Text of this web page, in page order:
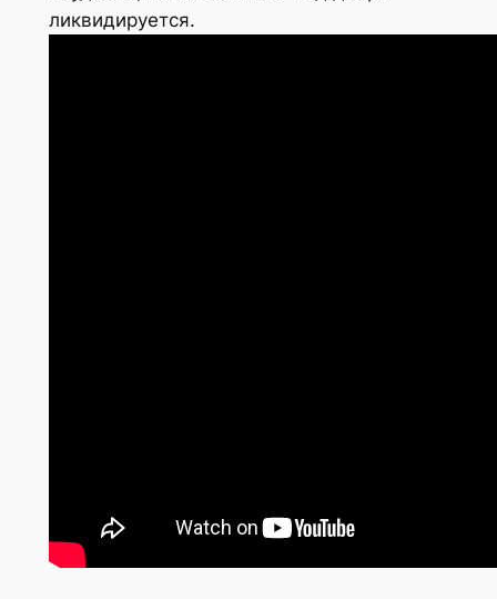
ликвидируется.